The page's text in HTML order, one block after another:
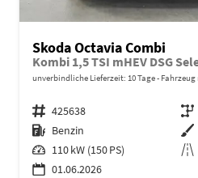
Skoda Octavia Combi
Kombi 1,5 TSI mHEV DSG
unverbindliche Lieferzeit: 10 Tage
Fahrzeugnr. 425638 Getriebe
Kraftstoff Benzin Außenfarbe
Leistung 110 kW (150 PS) Kilometerstand
01.06.2026